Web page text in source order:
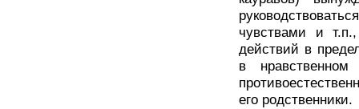
чувствами и
действий в
в
его родственники.